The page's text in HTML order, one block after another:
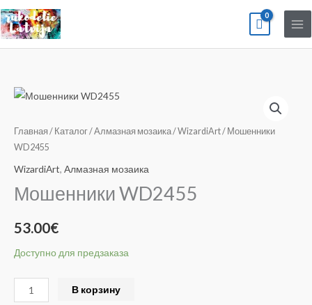
Перейти
к
содержимому
Главная / Каталог/Алмазная мозаика/WizardiArt/ Мошенники
WD2455
WizardiArt, Алмазная мозаика
Мошенники WD2455
53.00€
Доступно для предзаказа
Количество
Мошенники
WD2455
В корзину